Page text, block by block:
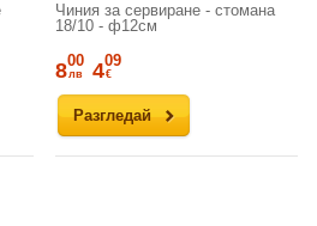
Чиния за сервиране - стомана
18/10 - ф12см
Разгледай
800
лв 409
€